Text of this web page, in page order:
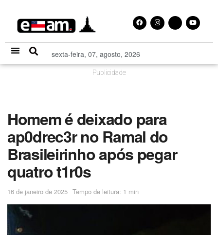
sexta-feira, 07, agosto, 2026
Publicidade
Homem é deixado para
ap0drec3r no Ramal do
Brasileirinho após pegar
quatro t1r0s
16 de janeiro de 2025 Tempo de leitura: 1 min